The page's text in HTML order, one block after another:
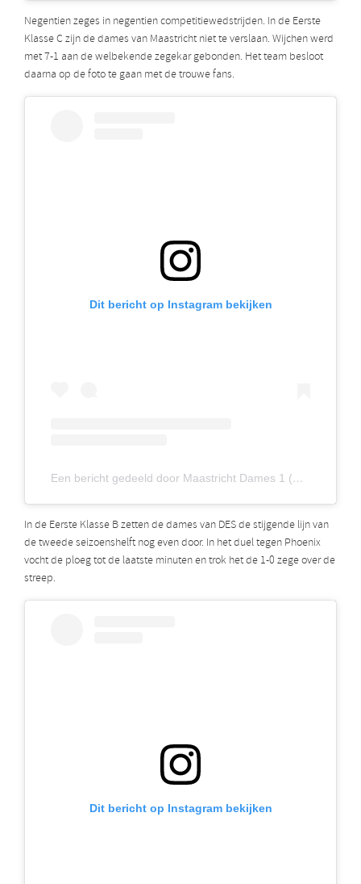
Negentien zeges in negentien competitiewedstrijden. In de Eerste
Klasse C zijn de dames van Maastricht niet te verslaan. Wijchen werd
met 7-1 aan de welbekende zegekar gebonden. Het team besloot
daarna op de foto te gaan met de trouwe fans.
Dit bericht op Instagram bekijken
Een bericht gedeeld door Maastricht Dames 1 (@maastrichtdames1)
In de Eerste Klasse B zetten de dames van DES de stijgende lijn van
de tweede seizoenshelft nog even door. In het duel tegen Phoenix
vocht de ploeg tot de laatste minuten en trok het de 1-0 zege over de
streep.
Dit bericht op Instagram bekijken